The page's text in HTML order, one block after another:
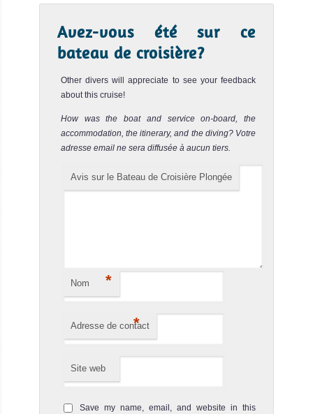
MV Deep Andaman Queen
Le Deep Andaman Queen est un bateau de c
MV Deep Andaman Queen Avis sur le Bateau de Croisière
SY Diva Andaman
Le bateau de croisière-plongée SY Diva A
Avez-vous été sur ce
bateau de croisière?
Other divers will appreciate to see your feedback
about this cruise!
How was the boat and service on-board, the
accommodation, the itinerary, and the diving? Votre
adresse email ne sera diffusée à aucun tiers.
Avis sur le Bateau de Croisière Plongée
Nom *
Adresse de contact
*
Site web
Save my name, email, and website in this